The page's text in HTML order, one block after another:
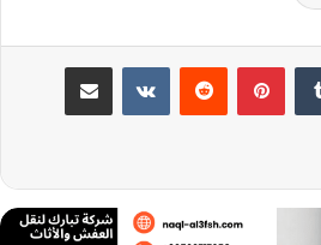
بينتيريست مشاركة عبر البريد